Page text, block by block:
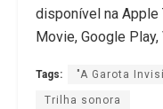
disponível na Apple
Movie, Google
Tags: "A Garota
Trilha sonora